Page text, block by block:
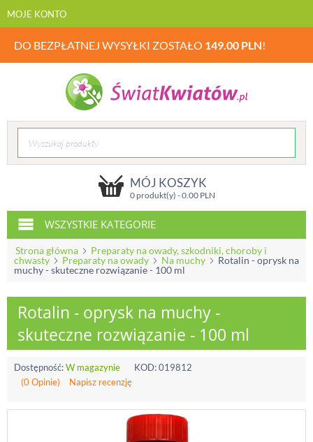
MOJE KONTO
DO BEZPŁATNEJ WYSYŁKI ZOSTAŁO 149.00 PLN!
MÓJ KOSZYK
0 produkt(y) -0.00PLN
WSZYSTKIE KATEGORIE
Strona główna
Preparaty na owady, szkodniki, choroby i
chwasty
Preparaty na owady Na muchy
Rotalin - oprysk na
muchy - skuteczne rozwiązanie - 100 ml
Rotalin - oprysk na muchy -
skuteczne rozwiązanie - 100 ml
Dostępność:W magazynie KOD:019812
(0 Opinie)
Napisz recenzję